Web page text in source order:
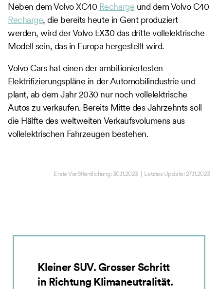
Neben dem Volvo XC40 Recharge und dem Volvo C40
Recharge, die bereits heute in Gent produziert
werden, wird der Volvo EX30 das dritte vollelektrische
Modell sein, das in Europa hergestellt wird.
Volvo Cars hat einen der ambitioniertesten
Elektrifizierungspläne in der Automobilindustrie und
plant, ab dem Jahr 2030 nur noch vollelektrische
Autos zu verkaufen. Bereits Mitte des Jahrzehnts soll
die Hälfte des weltweiten Verkaufsvolumens aus
vollelektrischen Fahrzeugen bestehen.
Erste Veröffentlichung:30.11.2023| Letztes Update:27.11.2023
Kleiner SUV. Grosser Schritt
in Richtung Klimaneutralität.